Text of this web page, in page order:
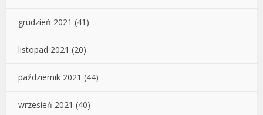
grudzień 2021 (41)
listopad 2021 (20)
październik 2021 (44)
wrzesień 2021 (40)